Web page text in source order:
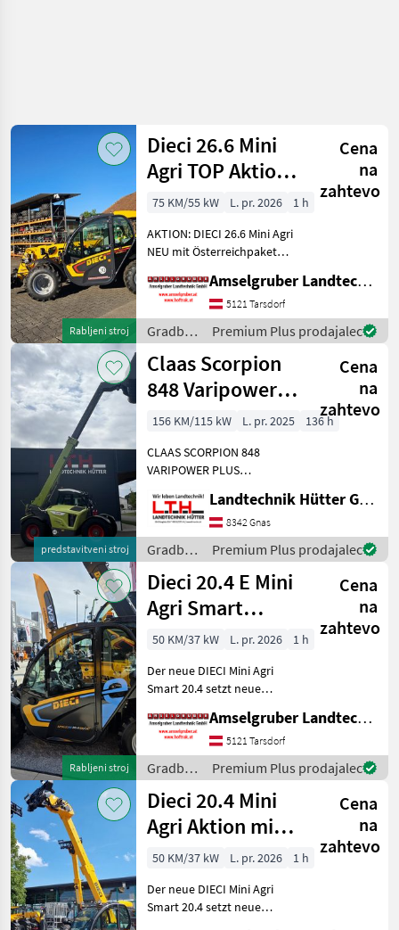
Rabljeni stroj
Dieci 26.6 Mini
Agri TOP Aktion
mit
Österreichpaket
Cena
na
zahtevo
75 KM/55 kW L. pr. 2026
1 h
AKTION: DIECI 26.6 Mini Agri
NEU mit Österreichpaket
Kg Traglast -578cm
Hubhöhe
Werkzeugunterkante -Unter
200cm Bauhöhe -75 PS 4
Zylind
Amselgruber Landtechnik GmbH
5121 Tarsdorf
Gradbeni
stroji /
Dieci
Premium Plus prodajalec
predstavitveni stroj
Claas Scorpion
848 Varipower
Plus Generation
Cena
na
zahtevo
156 KM/115 kW L. pr. 2025
136 h
CLAAS SCORPION 848
VARIPOWER PLUS
mit 8, 01 m Aushubhöhe
und 4.800 kg Hubkraft
Teleskoparm: - Zweiteiliger,
hydraulisch ausfahrbarer T
Landtechnik Hütter GmbH & Co KG
8342 Gnas
Gradbeni
stroji /
Claas
Premium Plus prodajalec
Rabljeni stroj
Dieci 20.4 E Mini
Agri Smart
ELEKTRO
Teleskoplader
TOP
Cena
na
zahtevo
50 KM/37 kW L. pr. 2026
1 h
Der neue DIECI Mini Agri
Smart 20.4 setzt neue
Teleskopladermarkt. 100 %
Elektro! -Größte Kabine
(Baugleich vom Modell 26.6
Mini Agri) -Echt
Amselgruber Landtechnik GmbH
5121 Tarsdorf
Gradbeni
stroji /
Dieci
Premium Plus prodajalec
Dieci 20.4 Mini
Agri Aktion mit
Österreichpaket
Cena
na
zahtevo
50 KM/37 kW L. pr. 2026
1 h
Der neue DIECI Mini Agri
Smart 20.4 setzt neue